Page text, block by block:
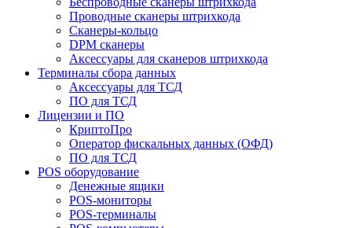
Проводные сканеры штрихкода
Сканеры-кольцо
DPM сканеры
Аксессуары для сканеров штрихкода
Терминалы сбора данных
Аксессуары для ТСД
ПО для ТСД
Лицензии и ПО
КриптоПро
Оператор фискальных данных (ОФД)
ПО для ТСД
POS оборудование
Денежные ящики
POS-мониторы
POS-терминалы